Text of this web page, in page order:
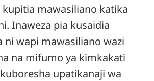
mawasiliano katika
Inaweza pia kusaidia
ni wapi mawasiliano wazi
na mifumo ya kimkakati
upatikanaji wa